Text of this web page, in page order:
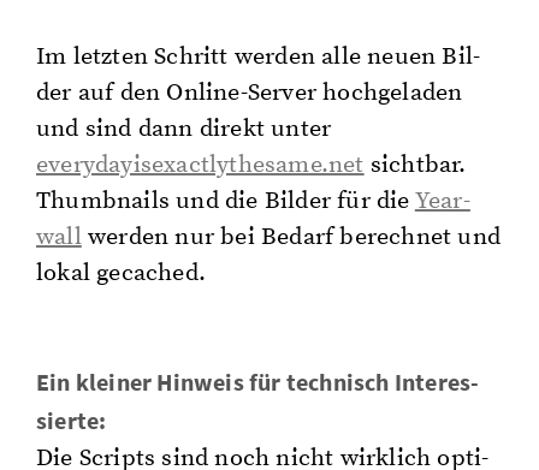
Im letz­ten Schritt wer­den alle neuen Bil­
der auf den On­line-Ser­ver hoch­ge­la­den
und sind dann di­rekt unter
everydayisexactlythesame.​netsicht­bar.
Thumb­nails und die Bil­der für dieYe­ar­
wallwer­den nur bei Be­darf be­rech­net und
lokal ge­ca­ched.
Ein klei­ner Hin­weis für tech­nisch In­ter­es­
sier­te:
Die Scripts sind noch nicht wirk­lich op­ti­